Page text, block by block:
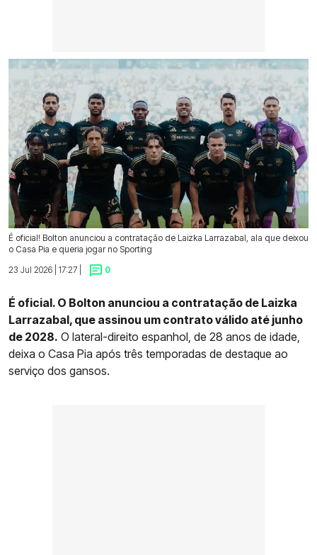
É oficial! Bolton anunciou a contratação de Laizka Larrazabal, ala que deixou
o Casa Pia e queria jogar no Sporting
23 Jul 2026 | 17:27 |
0
É oficial. O Bolton anunciou a contratação de Laizka
Larrazabal, que assinou um contrato válido até junho
de 2028. O lateral-direito espanhol, de 28 anos de idade,
deixa o Casa Pia após três temporadas de destaque ao
serviço dos gansos.